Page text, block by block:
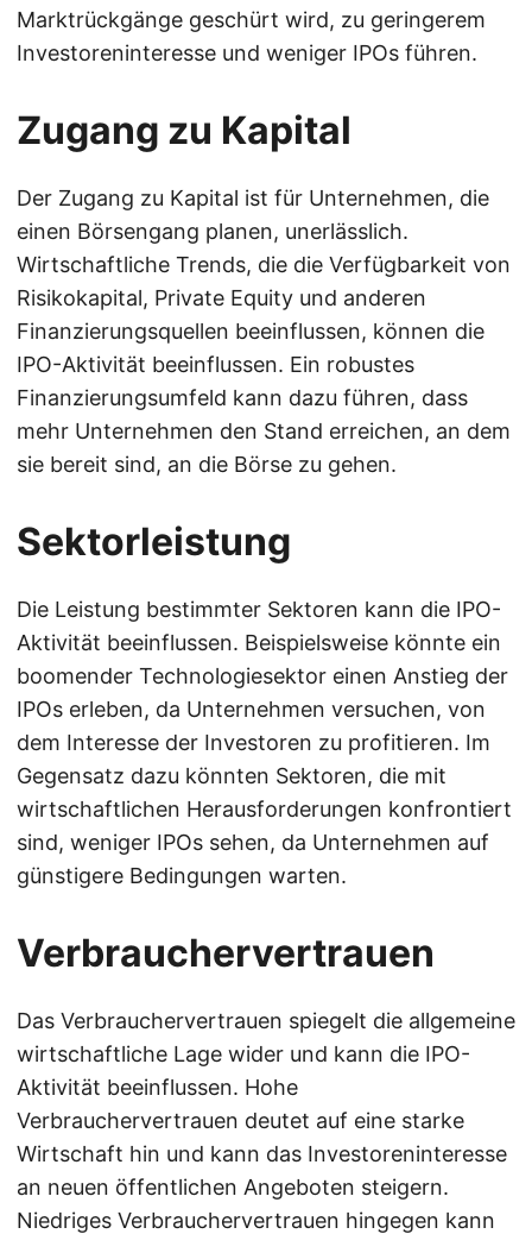
Marktrückgänge geschürt wird, zu geringerem
Investoreninteresse und weniger IPOs führen.
Zugang zu Kapital
Der Zugang zu Kapital ist für Unternehmen, die
einen Börsengang planen, unerlässlich.
Wirtschaftliche Trends, die die Verfügbarkeit von
Risikokapital, Private Equity und anderen
Finanzierungsquellen beeinflussen, können die
IPO-Aktivität beeinflussen. Ein robustes
Finanzierungsumfeld kann dazu führen, dass
mehr Unternehmen den Stand erreichen, an dem
sie bereit sind, an die Börse zu gehen.
Sektorleistung
Die Leistung bestimmter Sektoren kann die IPO-
Aktivität beeinflussen. Beispielsweise könnte ein
boomender Technologiesektor einen Anstieg der
IPOs erleben, da Unternehmen versuchen, von
dem Interesse der Investoren zu profitieren. Im
Gegensatz dazu könnten Sektoren, die mit
wirtschaftlichen Herausforderungen konfrontiert
sind, weniger IPOs sehen, da Unternehmen auf
günstigere Bedingungen warten.
Verbrauchervertrauen
Das Verbrauchervertrauen spiegelt die allgemeine
wirtschaftliche Lage wider und kann die IPO-
Aktivität beeinflussen. Hohe
Verbrauchervertrauen deutet auf eine starke
Wirtschaft hin und kann das Investoreninteresse
an neuen öffentlichen Angeboten steigern.
Niedriges Verbrauchervertrauen hingegen kann